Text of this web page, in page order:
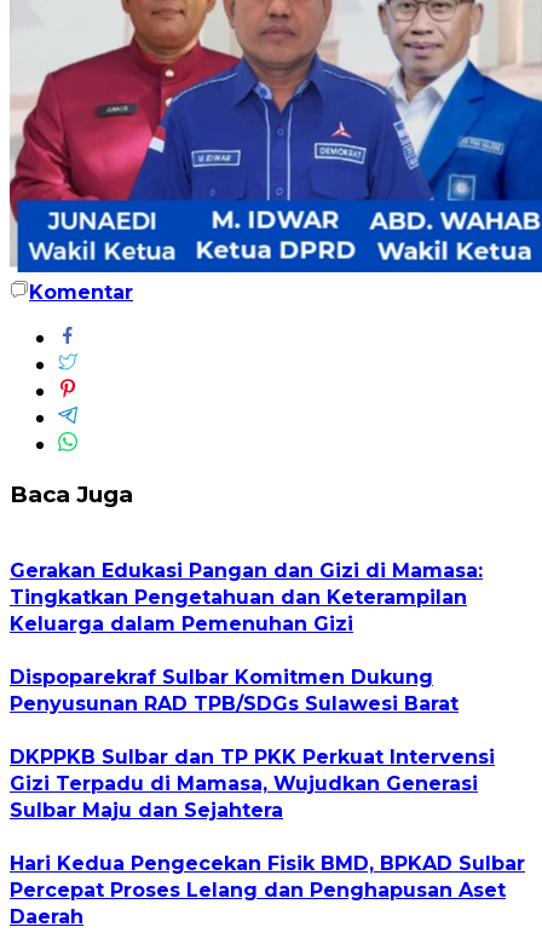
Komentar
Baca Juga
Gerakan Edukasi Pangan dan Gizi di Mamasa:
Tingkatkan Pengetahuan dan Keterampilan
Keluarga dalam Pemenuhan Gizi
Dispoparekraf Sulbar Komitmen Dukung
Penyusunan RAD TPB/SDGs Sulawesi Barat
DKPPKB Sulbar dan TP PKK Perkuat Intervensi
Gizi Terpadu di Mamasa, Wujudkan Generasi
Sulbar Maju dan Sejahtera
Hari Kedua Pengecekan Fisik BMD, BPKAD Sulbar
Percepat Proses Lelang dan Penghapusan Aset
Daerah